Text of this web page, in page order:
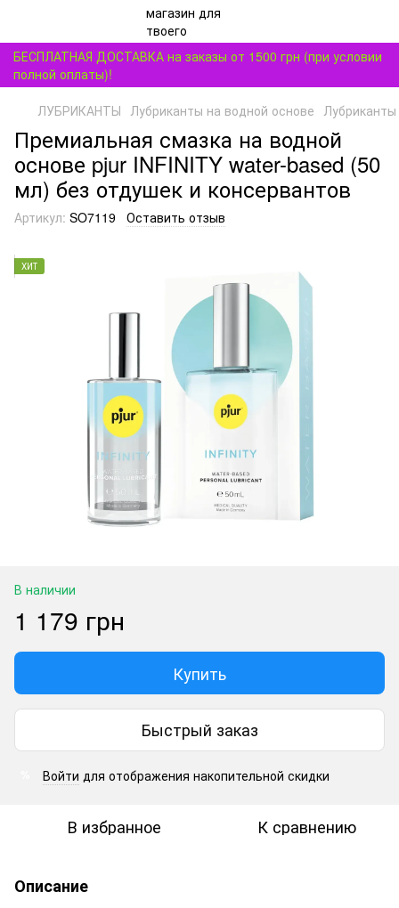
БЕСПЛАТНАЯ ДОСТАВКА на заказы от 1500 грн (при условии
полной оплаты)!
ЛУБРИКАНТЫ Лубриканты на водной основе
Премиальная смазка на водной
основе pjur INFINITY water-based (50
мл) без отдушек и консервантов
Артикул: SO7119 Оставить отзыв
ХИТ
В наличии
1 179 грн
Купить
Быстрый заказ
Войти для отображения накопительной скидки
В избранное К сравнению
Описание